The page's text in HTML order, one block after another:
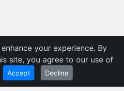
your experience. By
site, you agree to our use of
Accept Decline